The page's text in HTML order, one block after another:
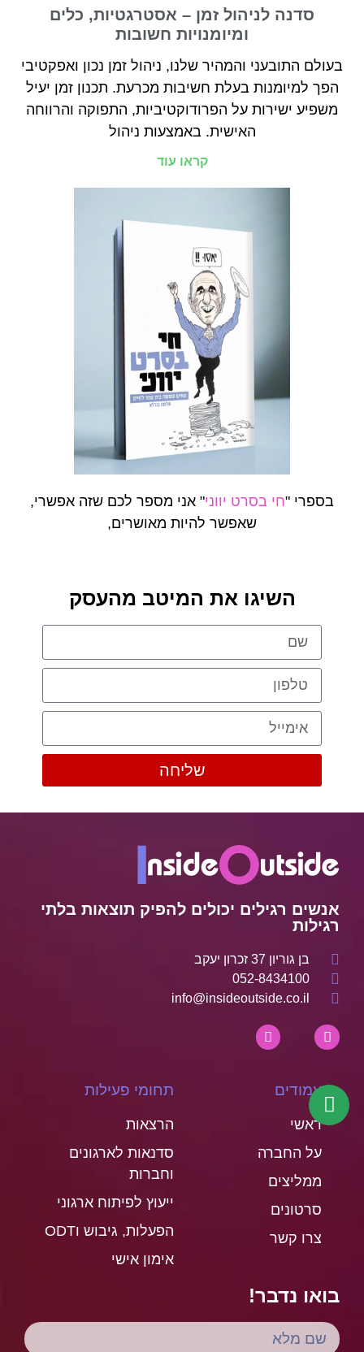
סדנה לניהול זמן – אסטרגטיות, כלים
ומיומנויות חשובות
בעולם התובעני והמהיר שלנו, ניהול זמן נכון ואפקטיבי
הפך למיומנות בעלת חשיבות מכרעת. תכנון זמן יעיל
משפיע ישירות על הפרודוקטיביות, התפוקה והרווחה
האישית. באמצעות ניהול
קראו עוד
בספרי "חי בסרט יווני" אני מספר לכם שזה אפשרי,
שאפשר להיות מאושרים,
השיגו את המיטב מהעסק
שליחה
אנשים רגילים יכולים להפיק תוצאות בלתי
רגילות
בן גוריון 37 זכרון יעקב
052-8434100
info@insideoutside.co.il
עמודים
ראשי
על החברה
ממליצים
סרטונים
צרו קשר
תחומי פעילות
הרצאות
סדנאות לארגונים
וחברות
ייעוץ לפיתוח ארגוני
הפעלות, גיבוש וODT
אימון אישי
בואו נדבר!